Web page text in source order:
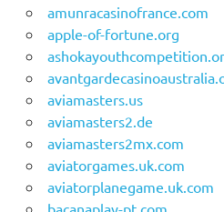
amunracasinofrance.com
apple-of-fortune.org
aviamasters.us
aviamasters2.de
aviamasters2mx.com
aviatorgames.uk.com
aviatorplanegame.uk.com